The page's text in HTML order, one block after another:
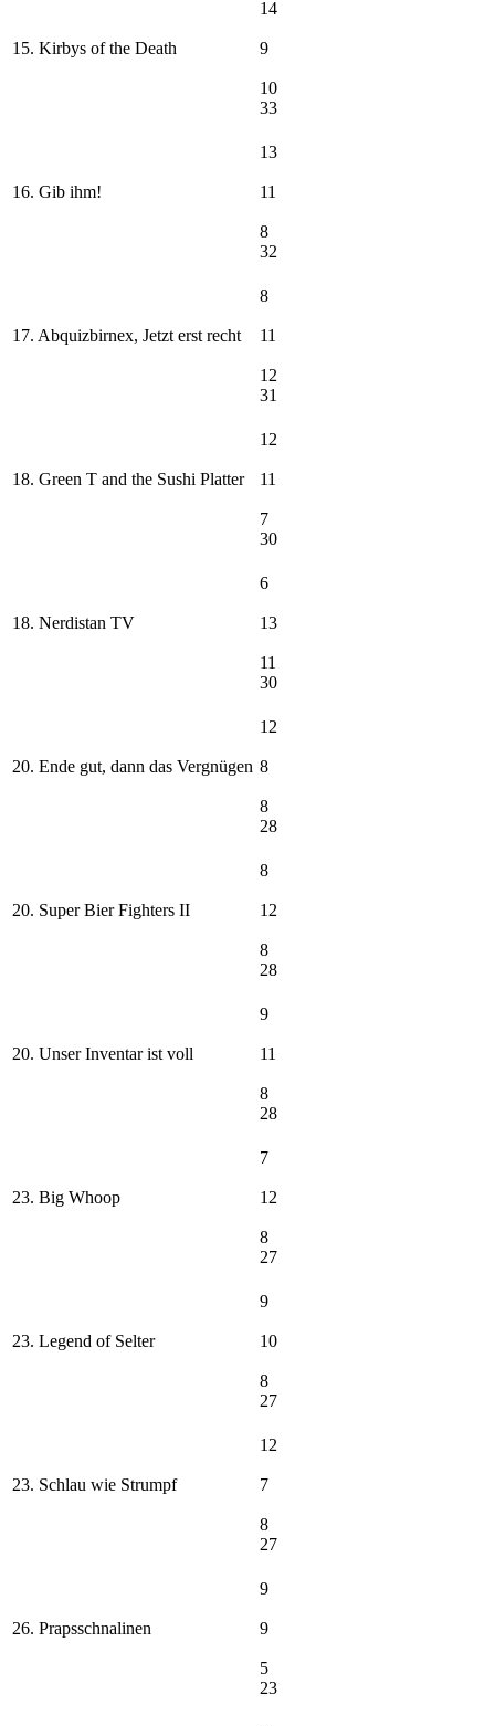
15. Kirbys of the Death
14
9
10
33
16. Gib ihm!
13
11
8
32
17. Abquizbirnex, Jetzt erst recht
8
11
12
31
18. Green T and the Sushi Platter
12
11
7
30
18. Nerdistan TV
6
13
11
30
20. Ende gut, dann das Vergnügen
12
8
8
28
20. Super Bier Fighters II
8
12
8
28
20. Unser Inventar ist voll
9
11
8
28
23. Big Whoop
7
12
8
27
23. Legend of Selter
9
10
8
27
23. Schlau wie Strumpf
12
7
8
27
26. Prapsschnalinen
9
9
5
23